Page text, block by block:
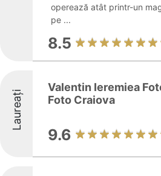
operează atât printr-un
pe ...
8.5
Laureați
Valentin Ieremiea
Foto Craiova
9.6